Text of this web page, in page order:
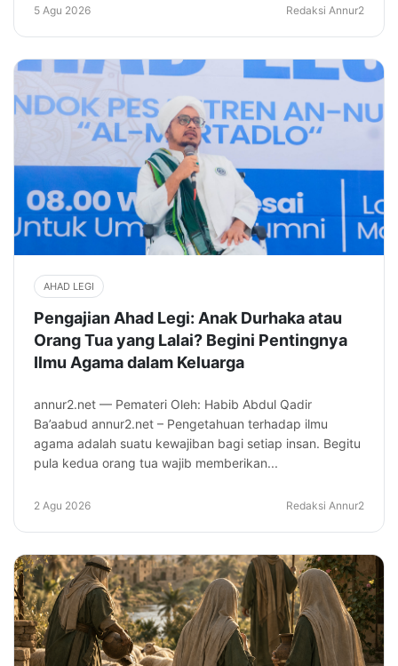
5 Agu 2026 Redaksi Annur2
AHAD LEGI
Pengajian Ahad Legi: Anak Durhaka atau
Orang Tua yang Lalai? Begini Pentingnya
Ilmu Agama dalam Keluarga
annur2.net — Pemateri Oleh: Habib Abdul Qadir
Ba’aabud annur2.net – Pengetahuan terhadap ilmu
agama adalah suatu kewajiban bagi setiap insan. Begitu
pula kedua orang tua wajib memberikan...
2 Agu 2026 Redaksi Annur2